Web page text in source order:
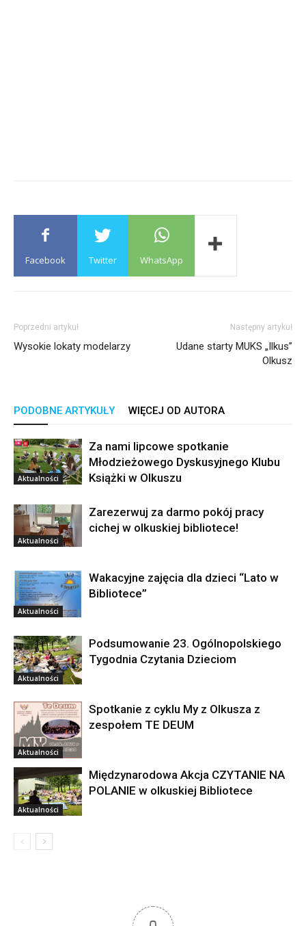
Facebook Twitter WhatsApp
Poprzedni artykuł
Wysokie lokaty modelarzy
Następny artykuł
Udane starty MUKS „Ilkus”
Olkusz
PODOBNE ARTYKUŁY WIĘCEJ OD AUTORA
Aktualności
Za nami lipcowe spotkanie
Młodzieżowego Dyskusyjnego Klubu
Książki w Olkuszu
Aktualności
Zarezerwuj za darmo pokój pracy
cichej w olkuskiej bibliotece!
Aktualności
Wakacyjne zajęcia dla dzieci “Lato w
Bibliotece”
Aktualności
Podsumowanie 23. Ogólnopolskiego
Tygodnia Czytania Dzieciom
Aktualności
Spotkanie z cyklu My z Olkusza z
zespołem TE DEUM
Aktualności
Międzynarodowa Akcja CZYTANIE NA
POLANIE w olkuskiej Bibliotece